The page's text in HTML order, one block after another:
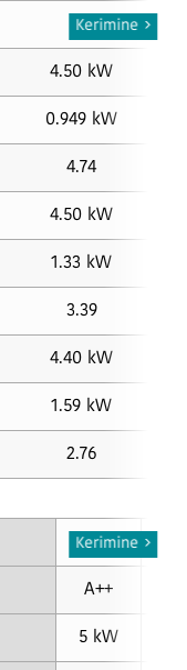
5
4.50 kW
0.949 kW
4.74
4.50 kW
1.33 kW
3.39
4.40 kW
1.59 kW
2.76
Kerimine
55 °C
A++
5 kW
Kerimine